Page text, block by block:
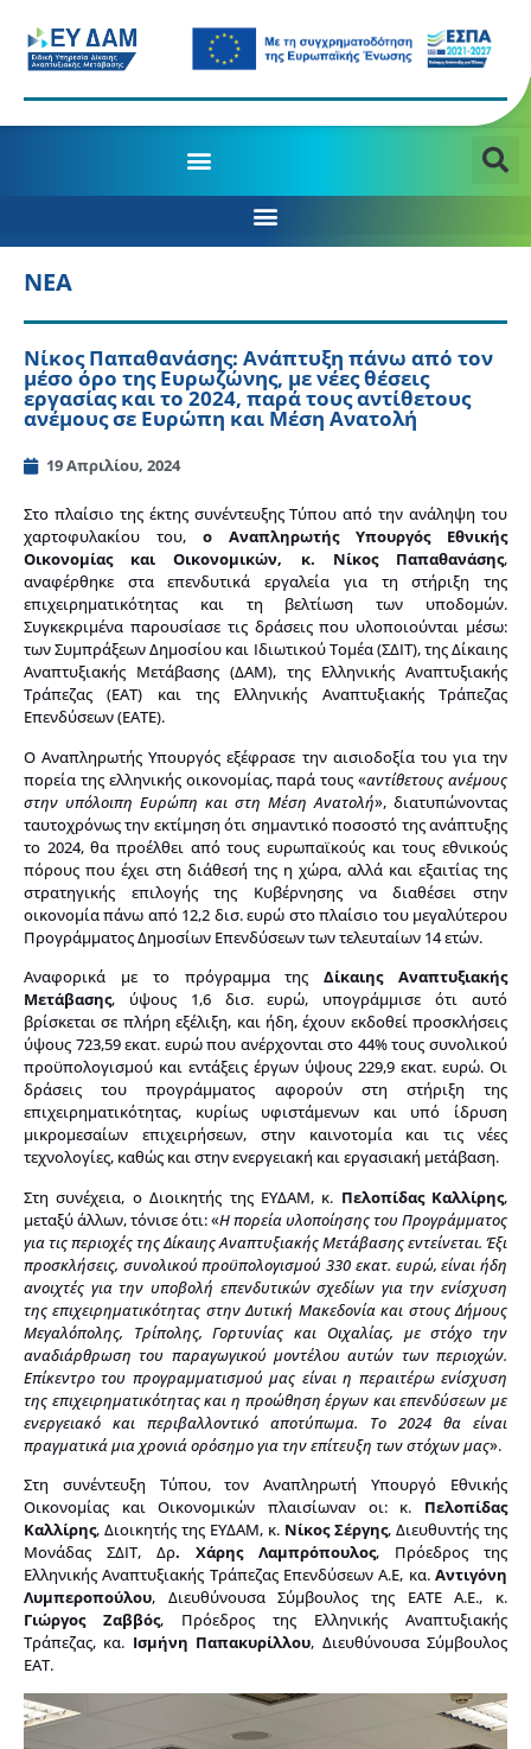
ΝΕΑ
Νίκος Παπαθανάσης: Ανάπτυξη πάνω από τον
μέσο όρο της Ευρωζώνης, με νέες θέσεις
εργασίας και το 2024, παρά τους αντίθετους
ανέμους σε Ευρώπη και Μέση Ανατολή
19 Απριλίου, 2024
Στο πλαίσιο της έκτης συνέντευξης Τύπου από την ανάληψη του
χαρτοφυλακίου του, ο Αναπληρωτής Υπουργός Εθνικής
Οικονομίας και Οικονομικών, κ. Νίκος Παπαθανάσης,
αναφέρθηκε στα επενδυτικά εργαλεία για τη στήριξη της
επιχειρηματικότητας και τη βελτίωση των υποδομών.
Συγκεκριμένα παρουσίασε τις δράσεις που υλοποιούνται μέσω:
των Συμπράξεων Δημοσίου και Ιδιωτικού Τομέα (ΣΔΙΤ), της Δίκαιης
Αναπτυξιακής Μετάβασης (ΔΑΜ), της Ελληνικής Αναπτυξιακής
Τράπεζας (ΕΑΤ) και της Ελληνικής Αναπτυξιακής Τράπεζας
Επενδύσεων (ΕΑΤΕ).
Ο Αναπληρωτής Υπουργός εξέφρασε την αισιοδοξία του για την
πορεία της ελληνικής οικονομίας, παρά τους «αντίθετους ανέμους
στην υπόλοιπη Ευρώπη και στη Μέση Ανατολή», διατυπώνοντας
ταυτοχρόνως την εκτίμηση ότι σημαντικό ποσοστό της ανάπτυξης
το 2024, θα προέλθει από τους ευρωπαϊκούς και τους εθνικούς
πόρους που έχει στη διάθεσή της η χώρα, αλλά και εξαιτίας της
στρατηγικής επιλογής της Κυβέρνησης να διαθέσει στην
οικονομία πάνω από 12,2 δισ. ευρώ στο πλαίσιο του μεγαλύτερου
Προγράμματος Δημοσίων Επενδύσεων των τελευταίων 14 ετών.
Αναφορικά με το πρόγραμμα τηςΔίκαιης Αναπτυξιακής
Μετάβασης, ύψους 1,6 δισ. ευρώ, υπογράμμισε ότι αυτό
βρίσκεται σε πλήρη εξέλιξη, και ήδη, έχουν εκδοθεί προσκλήσεις
ύψους 723,59 εκατ. ευρώ που ανέρχονται στο 44% τους συνολικού
προϋπολογισμού και εντάξεις έργων ύψους 229,9 εκατ. ευρώ. Οι
δράσεις του προγράμματος αφορούν στη στήριξη της
επιχειρηματικότητας, κυρίως υφιστάμενων και υπό ίδρυση
μικρομεσαίων επιχειρήσεων, στην καινοτομία και τις νέες
τεχνολογίες, καθώς και στην ενεργειακή και εργασιακή μετάβαση.
Στη συνέχεια, ο Διοικητής της ΕΥΔΑΜ, κ. Πελοπίδας Καλλίρης,
μεταξύ άλλων, τόνισε ότι: «Η πορεία υλοποίησης του Προγράμματος
για τις περιοχές της Δίκαιης Αναπτυξιακής Μετάβασης εντείνεται. Έξι
προσκλήσεις, συνολικού προϋπολογισμού 330 εκατ. ευρώ, είναι ήδη
ανοιχτές για την υποβολή επενδυτικών σχεδίων για την ενίσχυση
της επιχειρηματικότητας στην Δυτική Μακεδονία και στους Δήμους
Μεγαλόπολης, Τρίπολης, Γορτυνίας και Οιχαλίας, με στόχο την
αναδιάρθρωση του παραγωγικού μοντέλου αυτών των περιοχών.
Επίκεντρο του προγραμματισμού μας είναι η περαιτέρω ενίσχυση
της επιχειρηματικότητας και η προώθηση έργων και επενδύσεων με
ενεργειακό και περιβαλλοντικό αποτύπωμα. Το 2024 θα είναι
πραγματικά μια χρονιά ορόσημο για την επίτευξη των στόχων μας».
Στη συνέντευξη Τύπου, τον Αναπληρωτή Υπουργό Εθνικής
Οικονομίας και Οικονομικών πλαισίωναν οι: κ. Πελοπίδας
Καλλίρης, Διοικητής της ΕΥΔΑΜ, κ. Νίκος Σέργης, Διευθυντής της
Μονάδας ΣΔΙΤ, Δρ. Χάρης Λαμπρόπουλος, Πρόεδρος της
Ελληνικής Αναπτυξιακής Τράπεζας Επενδύσεων Α.Ε, κα. Αντιγόνη
Λυμπεροπούλου, Διευθύνουσα Σύμβουλος της ΕΑΤΕ Α.Ε., κ.
Γιώργος Ζαββός, Πρόεδρος της Ελληνικής Αναπτυξιακής
Τράπεζας, κα. Ισμήνη Παπακυρίλλου, Διευθύνουσα Σύμβουλος
ΕΑΤ.